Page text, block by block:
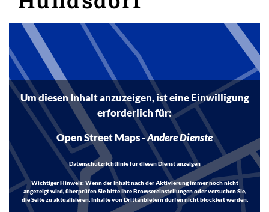
Inhalt
Um diesen Inhalt anzuzeigen, ist eine Einwilligung
erforderlich für:
Open Street Maps-Andere Dienste
Datenschutzrichtlinie für diesen Dienst anzeigen
Wichtiger Hinweis:Wenn der Inhalt nach der Aktivierung immer noch nicht
angezeigt wird, überprüfen Sie bitte Ihre Browsereinstellungen oder versuchen Sie,
die Seite zu aktualisieren. Inhalte von Drittanbietern dürfen nicht blockiert werden.